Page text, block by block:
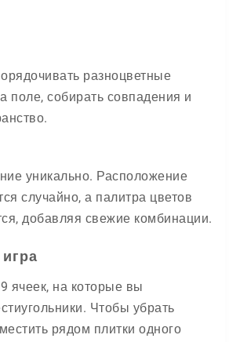
разноцветные
поле, собирать совпадения и
уникально. Расположение
случайно, а палитра цветов
добавляя свежие комбинации.
ячеек, на которые вы
Чтобы убрать
рядом плитки одного